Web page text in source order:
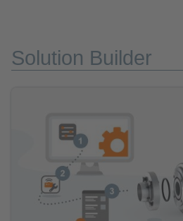
Solution Builder